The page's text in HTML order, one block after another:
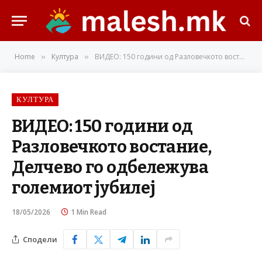
Home » Култура » ВИДЕО: 150 години од Разловечкото востание, Делчево го одбележува големиот јубилеј
КУЛТУРА
ВИДЕО: 150 години од
Разловечкото востание,
Делчево го одбележува
големиот јубилеј
18/05/2026 1 Min Read
Сподели